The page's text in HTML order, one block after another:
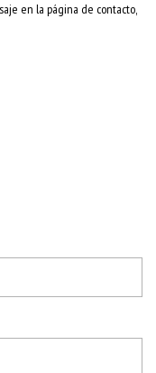
en la página de contacto,